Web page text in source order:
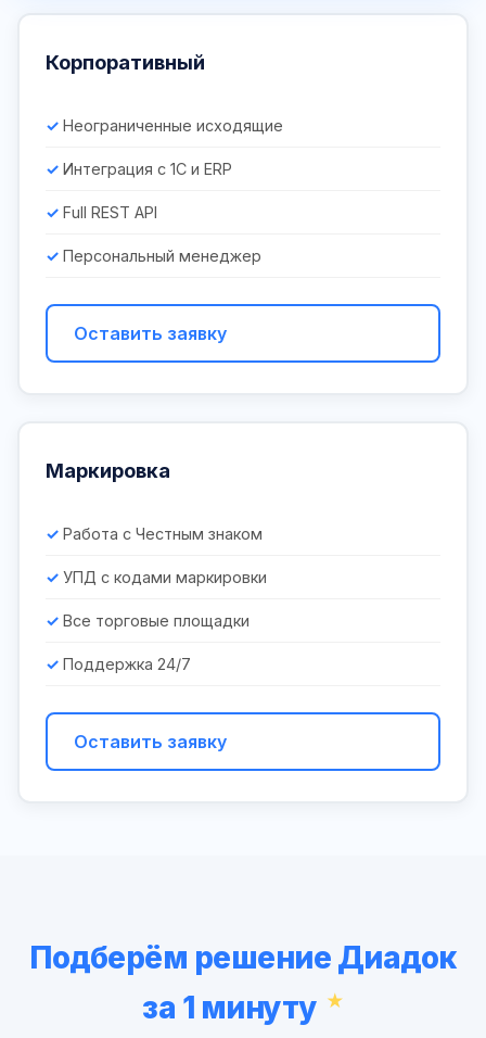
Корпоративный
Неограниченные исходящие
Интеграция с 1С и ERP
Full REST API
Персональный менеджер
Оставить заявку
Маркировка
Работа с Честным знаком
УПД с кодами маркировки
Все торговые площадки
Поддержка 24/7
Оставить заявку
Подберём решение Диадок
за 1 минуту